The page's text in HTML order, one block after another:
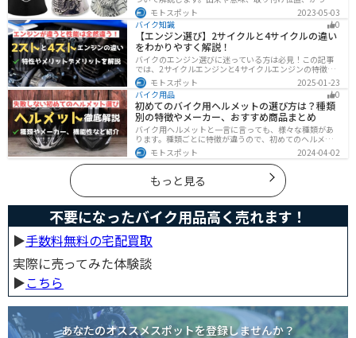
いいオススメのガーディアンベルも紹介します。自分用
のお守りとしてだけでなく、プレゼントとしても最適な
ので、気になっている人は参考にしてみてください。
モトスポット
2023-05-03
バイク知識
0
【エンジン選び】2サイクルと4サイクルの違い
をわかりやすく解説！
バイクのエンジン選びに迷っている方は必見！この記事
では、2サイクルエンジンと4サイクルエンジンの特徴や
メリット、選び方を解説しています。実は、4サイクルエ
ンジンは燃費が良く経済的で扱いやすいため、初心者の
方にはおすすめです。記事を読めば、最適なエンジン選
びのヒントが得られます。
モトスポット
2025-01-23
バイク用品
0
初めてのバイク用ヘルメットの選び方は？種類
別の特徴やメーカー、おすすめ商品まとめ
バイク用ヘルメットと一言に言っても、様々な種類があ
ります。種類ごとに特徴が違うので、初めてのヘルメッ
ト選びで失敗しないように、しっかりと理解して選ぶよ
うにしましょう。この記事では、特徴やメリットデメリ
ット、有名メーカーなど初心者が知っておくべきことを
まとめました。
モトスポット 2024-04-02
もっと見る
不要になったバイク用品高く売れます！
▶︎手数料無料の宅配買取
実際に売ってみた体験談
▶︎こちら
あなたのオススメスポットを登録しませんか？